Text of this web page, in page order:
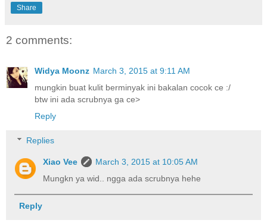
Share
2 comments:
Widya Moonz March 3, 2015 at 9:11 AM
mungkin buat kulit berminyak ini bakalan cocok ce :/
btw ini ada scrubnya ga ce>
Reply
Replies
Xiao Vee
March 3, 2015 at 10:05 AM
Mungkn ya wid.. ngga ada scrubnya hehe
Reply